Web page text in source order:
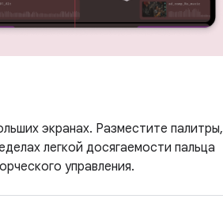
экранах. Разместите палитры,
легкой досягаемости пальца
управления.